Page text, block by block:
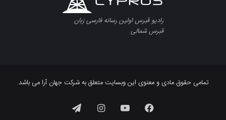
رادیو قبرس اولین رسانه فارسی زبان
قبرس شمالی
تمامی حقوق مادی و معنوی این وبسایت متعلق به شرکت جهان آرا می باشد.
فیسبوکیوتیوباینستاگرامتلگرام